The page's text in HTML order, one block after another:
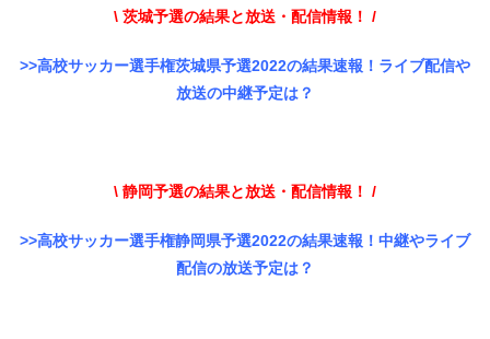
\ 茨城予選の結果と放送・配信情報！ /
>>高校サッカー選手権茨城県予選2022の結果速報！ライブ配信や
放送の中継予定は？
\ 静岡予選の結果と放送・配信情報！ /
>>高校サッカー選手権静岡県予選2022の結果速報！中継やライブ
配信の放送予定は？